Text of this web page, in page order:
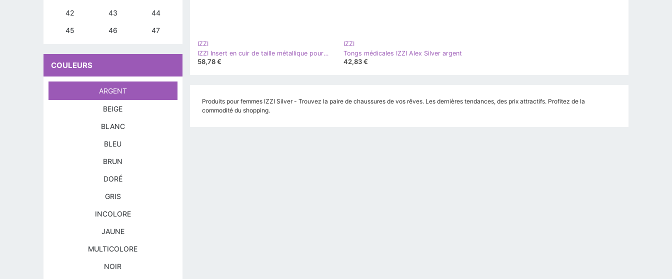
IZZI
IZZI Insert en cuir de taille métallique pour femmes argent
58,78 €
IZZI
Tongs médicales IZZI Alex Silver argent
42,83 €
Produits pour femmes IZZI Silver - Trouvez la paire de chaussures de vos rêves. Les dernières tendances, des prix attractifs. Profitez de la
commodité du shopping.
42 43 44
45 46 47
COULEURS
ARGENT
BEIGE
BLANC
BLEU
BRUN
DORÉ
GRIS
INCOLORE
JAUNE
MULTICOLORE
NOIR